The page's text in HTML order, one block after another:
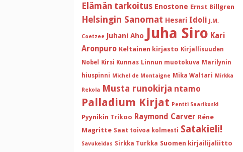
Elämän tarkoitus Enostone Ernst Billgren
Helsingin Sanomat Hesari Idoli J.M.
Coetzee Juhani Aho Juha Siro Kari
Aronpuro Keltainen kirjasto Kirjallisuuden
Nobel
Kirsi Kunnas Linnun muotokuva Marilynin
hiuspinni Michel de Montaigne Mika Waltari Mirkka
Rekola Musta runokirja ntamo
Palladium Kirjat Pentti Saarikoski
Pyynikin Trikoo Raymond Carver Réne
Magritte Saat toivoa kolmesti Satakieli!
Savukeidas Sirkka Turkka Suomen kirjailijaliitto